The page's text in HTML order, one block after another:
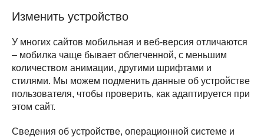
Изменить устройство
У многих сайтов мобильная и веб-версия отличаются
– мобилка чаще бывает облегченной, с меньшим
количеством анимации, другими шрифтами и
стилями. Мы можем подменить данные об устройстве
пользователя, чтобы проверить, как адаптируется при
этом сайт.
Сведения об устройстве, операционной системе и
Лицензия № Л035–01298–77/00673392
Сделано с командой QA Studio